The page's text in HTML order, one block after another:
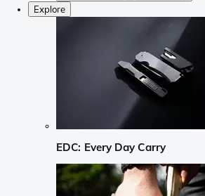
Explore
EDC: Every Day Carry